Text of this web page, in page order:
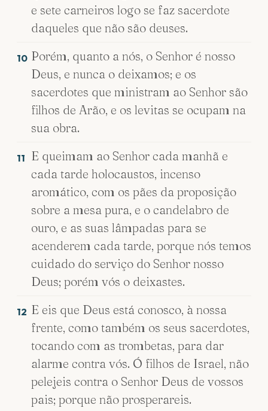
e sete carneiros logo se faz sacerdote
daqueles que não são deuses.
10 Porém, quanto a nós, o Senhor é nosso
Deus, e nunca o deixamos; e os
sacerdotes que ministram ao Senhor são
filhos de Arão, e os levitas se ocupam na
sua obra.
11 E queimam ao Senhor cada manhã e
cada tarde holocaustos, incenso
aromático, com os pães da proposição
sobre a mesa pura, e o candelabro de
ouro, e as suas lâmpadas para se
acenderem cada tarde, porque nós temos
cuidado do serviço do Senhor nosso
Deus; porém vós o deixastes.
12 E eis que Deus está conosco, à nossa
frente, como também os seus sacerdotes,
tocando com as trombetas, para dar
alarme contra vós. Ó filhos de Israel, não
pelejeis contra o Senhor Deus de vossos
pais; porque não prosperareis.